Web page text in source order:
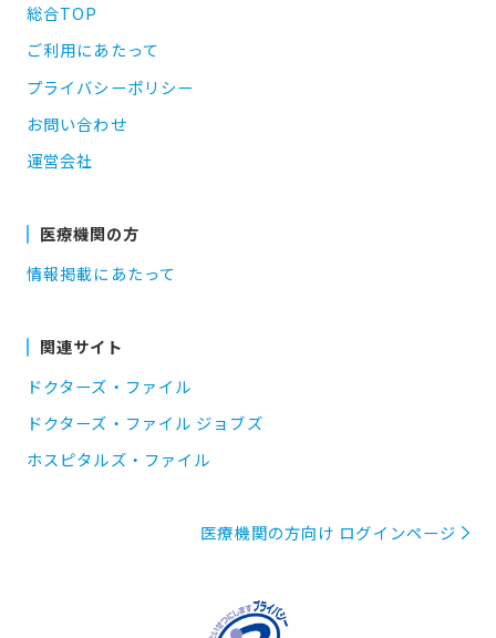
総合TOP
ご利用にあたって
プライバシーポリシー
お問い合わせ
運営会社
医療機関の方
情報掲載にあたって
関連サイト
ドクターズ・ファイル
ドクターズ・ファイル ジョブズ
ホスピタルズ・ファイル
医療機関の方向け ログインページ